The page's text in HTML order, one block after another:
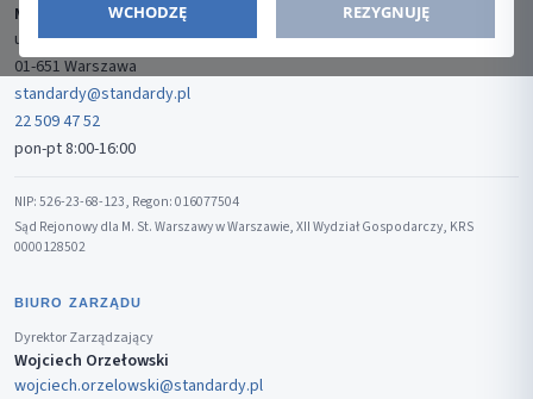
WCHODZĘ REZYGNUJĘ
Media-Press Sp. z o.o.
ul. Gwiaździsta 7B/8
01-651 Warszawa
standardy@standardy.pl
22 509 47 52
pon-pt 8:00-16:00
NIP: 526-23-68-123, Regon: 016077504
Sąd Rejonowy dla M. St. Warszawy w Warszawie, XII Wydział Gospodarczy, KRS
0000128502
BIURO ZARZĄDU
Dyrektor Zarządzający
Wojciech Orzełowski
wojciech.orzelowski@standardy.pl